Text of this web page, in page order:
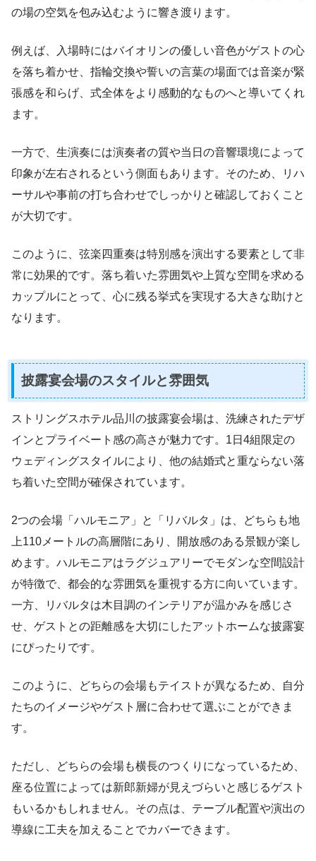
の場の空気を包み込むように響き渡ります。
例えば、入場時にはバイオリンの優しい音色がゲストの心
を落ち着かせ、指輪交換や誓いの言葉の場面では音楽が緊
張感を和らげ、式全体をより感動的なものへと導いてくれ
ます。
一方で、生演奏には演奏者の質や当日の音響環境によって
印象が左右されるという側面もあります。そのため、リハ
ーサルや事前の打ち合わせでしっかりと確認しておくこと
が大切です。
このように、弦楽四重奏は特別感を演出する要素として非
常に効果的です。落ち着いた雰囲気や上質な空間を求める
カップルにとって、心に残る挙式を実現する大きな助けと
なります。
披露宴会場のスタイルと雰囲気
ストリングスホテル品川の披露宴会場は、洗練されたデザ
インとプライベート感の高さが魅力です。1日4組限定の
ウェディングスタイルにより、他の結婚式と重ならない落
ち着いた空間が確保されています。
2つの会場「ハルモニア」と「リバルタ」は、どちらも地
上110メートルの高層階にあり、開放感のある景観が楽し
めます。ハルモニアはラグジュアリーでモダンな空間設計
が特徴で、都会的な雰囲気を重視する方に向いています。
一方、リバルタは木目調のインテリアが温かみを感じさ
せ、ゲストとの距離感を大切にしたアットホームな披露宴
にぴったりです。
このように、どちらの会場もテイストが異なるため、自分
たちのイメージやゲスト層に合わせて選ぶことができま
す。
ただし、どちらの会場も横長のつくりになっているため、
座る位置によっては新郎新婦が見えづらいと感じるゲスト
もいるかもしれません。その点は、テーブル配置や演出の
導線に工夫を加えることでカバーできます。